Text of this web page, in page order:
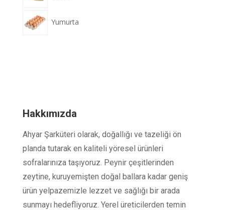
Yumurta
Hakkımızda
Ahyar Şarküteri olarak, doğallığı ve tazeliği ön
planda tutarak en kaliteli yöresel ürünleri
sofralarınıza taşıyoruz. Peynir çeşitlerinden
zeytine, kuruyemişten doğal ballara kadar geniş
ürün yelpazemizle lezzet ve sağlığı bir arada
sunmayı hedefliyoruz. Yerel üreticilerden temin